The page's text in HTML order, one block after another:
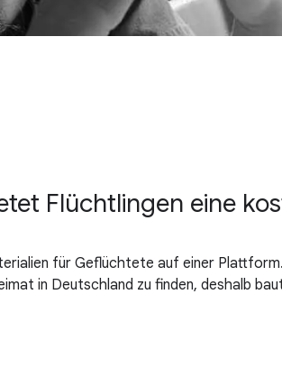
Flüchtlingen eine
für Geflüchtete auf einer
in Deutschland zu finden, deshalb